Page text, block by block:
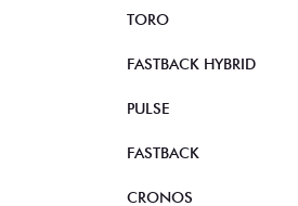
TORO
FASTBACK HYBRID
PULSE
FASTBACK
CRONOS